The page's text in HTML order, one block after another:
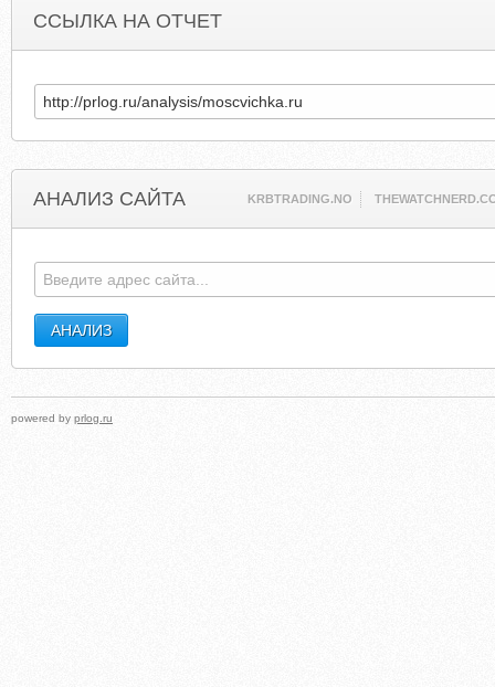
ССЫЛКА НА ОТЧЕТ
АНАЛИЗ САЙТА KRBTRADING.NO
powered by prlog.ru